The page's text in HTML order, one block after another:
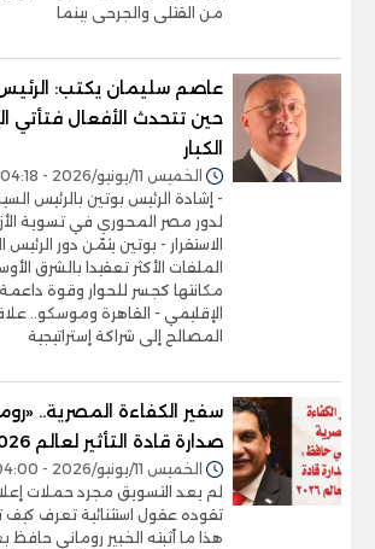
من القتلى والجرحى بينما
عاصم سليمان يكتب:
حين تتحدث الأفعال فتأتي
الكبار
الخميس 11/يونيو/2026 - 04:18 م
- إشادة الرئيس بوتين بالرئيس
لدور مصر المحوري في تسوية
الاستقرار - بوتين يثمّن دور
الملفات الأكثر تعقيدا بالشرق
مكانتها كجسر للحوار وقوة داعمة
الإقليمي - القاهرة وموسكو..
المصالح إلى شراكة إستراتيجية
سفير الكفاءة المصرية..
صدارة قادة التأثير لعالم 2026
الخميس 11/يونيو/2026 - 04:00 م
لم يعد التسويق مجرد حملات
تقوده عقول استثنائية تعرف كيف
هذا ما أثبته الخبير روماني حافظ